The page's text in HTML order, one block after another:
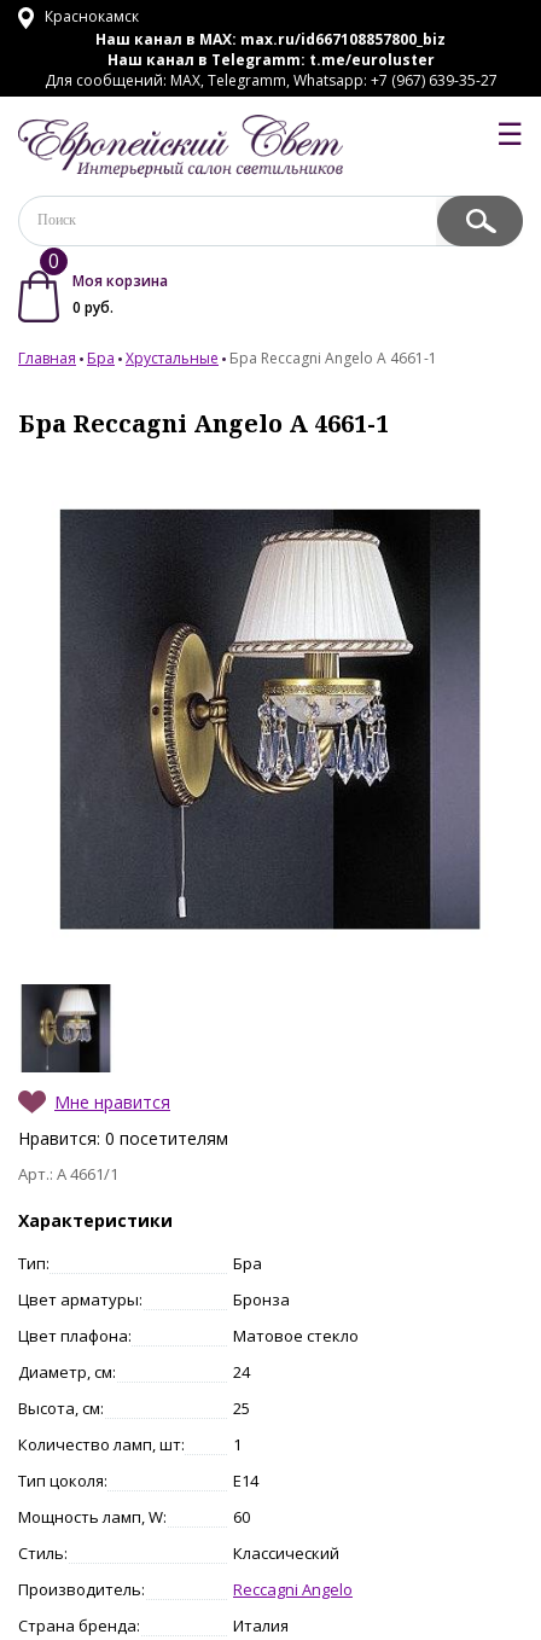
Краснокамск
Наш канал в MAX: max.ru/id667108857800_biz
Наш канал в Telegramm: t.me/euroluster
Для сообщений: MAX, Telegramm, Whatsapp: +7 (967) 639-35-27
☰
0
Моя корзина
0 руб.
Главная Бра Хрустальные Бра Reccagni Angelo A 4661-1
Бра Reccagni Angelo A 4661-1
Мне нравится
Нравится: 0 посетителям
Арт.: A 4661/1
Характеристики
Тип:
Бра
Цвет арматуры:
Бронза
Цвет плафона:
Матовое стекло
Диаметр, см:
24
Высота, см:
25
Количество ламп, шт:
1
Тип цоколя:
E14
Мощность ламп, W:
60
Стиль:
Классический
Производитель:
Reccagni Angelo
Страна бренда:
Италия